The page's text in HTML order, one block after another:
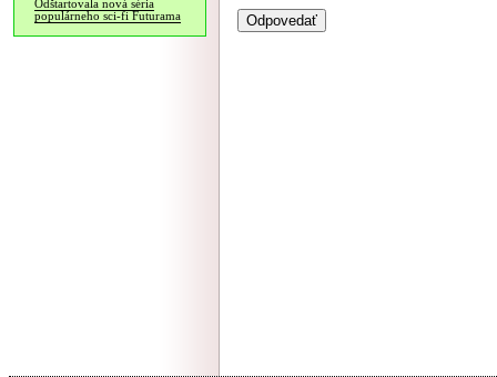
Odštartovala nová séria
populárneho sci-fi Futurama